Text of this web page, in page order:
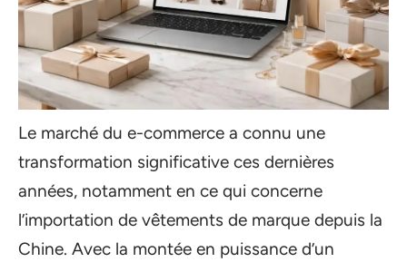
Le marché du e-commerce a connu une
transformation significative ces dernières
années, notamment en ce qui concerne
l’importation de vêtements de marque depuis la
Chine. Avec la montée en puissance d’un